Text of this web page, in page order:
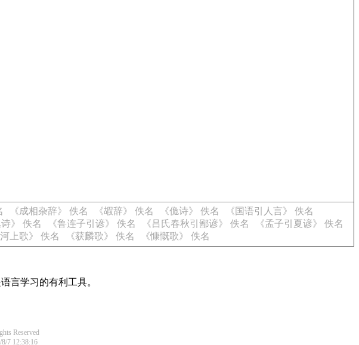
《成相杂辞》 佚名 《嘏辞》 佚名 《佹诗》 佚名
《国语引人言》 佚名
诗》 佚名 《鲁连子引谚》 佚名 《吕氏春秋引鄙谚》 佚名
《孟子引夏谚》 佚名
河上歌》 佚名 《获麟歌》 佚名 《慷慨歌》 佚名
言学习的有利工具。
Reserved
7 12:38:16